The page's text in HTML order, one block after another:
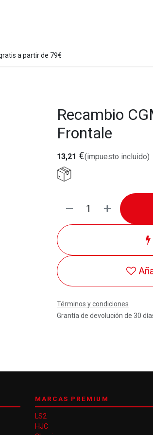
a partir de 79€
Recambio
Frontale
13,21 €(impuesto incluido)
Términos y condiciones
Grantía de devolución de 30
MARCAS PREMIUM
LS2
HJC